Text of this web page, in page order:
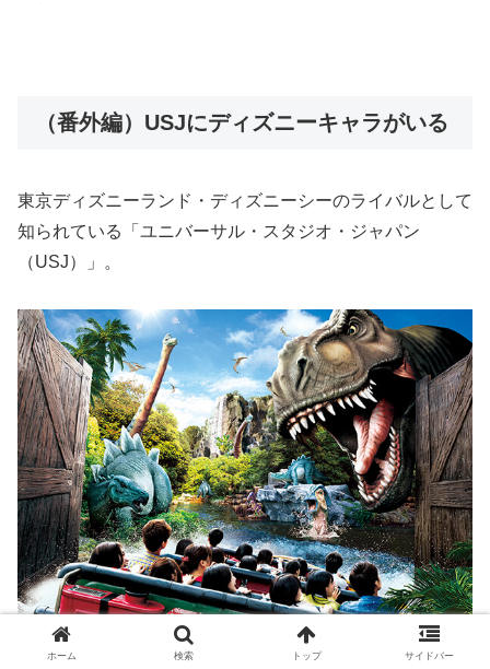
（番外編）USJにディズニーキャラがいる
東京ディズニーランド・ディズニーシーのライバルとして
知られている「ユニバーサル・スタジオ・ジャパン
（USJ）」。
ホーム 検索 トップ サイドバー